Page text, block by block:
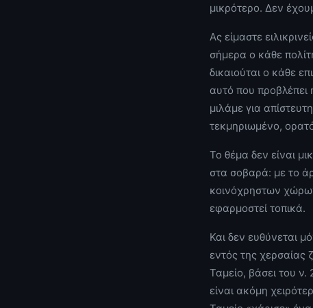
μικρότερο. Δεν
Ας είμαστε
σήμερα ο κάθε
δικαιούται ο κάθε
αυτό που προβλέπει
μιλάμε για
τεκμηριωμένο,
Το θέμα δεν είναι
στα σοβαρά: με το
κοινόχρηστων
εφαρμοστεί τοπικά.
Και δεν ευθύνεται
εντός της χερσαίας
Ταμείο, βάσει του
είναι ακόμη